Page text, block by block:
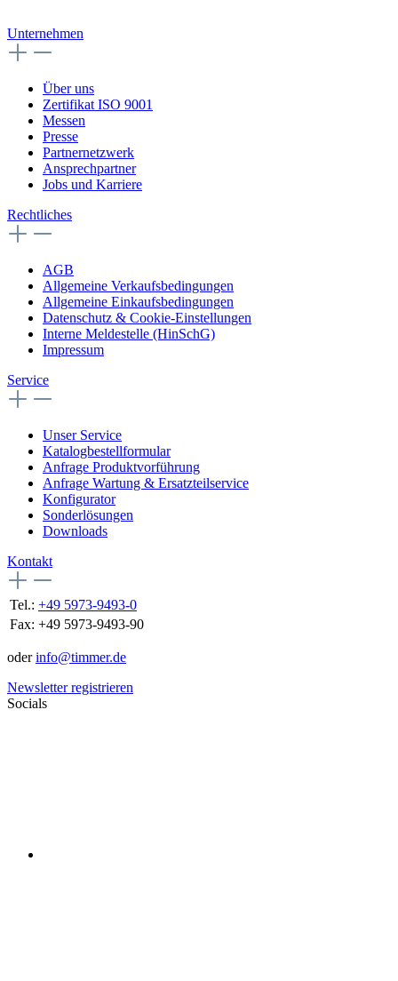
Unternehmen
Über uns
Zertifikat ISO 9001
Messen
Presse
Partnernetzwerk
Ansprechpartner
Jobs und Karriere
Rechtliches
AGB
Allgemeine Verkaufsbedingungen
Allgemeine Einkaufsbedingungen
Datenschutz & Cookie-Einstellungen
Interne Meldestelle (HinSchG)
Impressum
Service
Unser Service
Katalogbestellformular
Anfrage Produktvorführung
Anfrage Wartung & Ersatzteilservice
Konfigurator
Sonderlösungen
Downloads
Kontakt
Tel.: +49 5973-9493-0
Fax: +49 5973-9493-90
oderinfo@timmer.de
Newsletter registrieren
Socials